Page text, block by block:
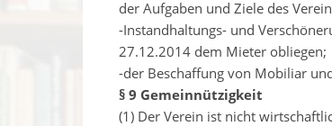
der Aufgaben und Ziele des
-Instandhaltungs- und
27.12.2014 dem Mieter obliegen;
-der Beschaffung von Mobiliar
§ 9 Gemeinnützigkeit
(1) Der Verein ist nicht